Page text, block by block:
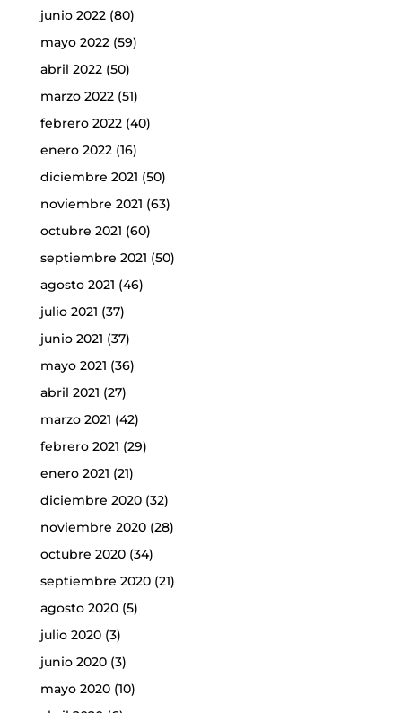
junio 2022(80)
mayo 2022(59)
abril 2022(50)
marzo 2022(51)
febrero 2022(40)
enero 2022(16)
diciembre 2021 (50)
noviembre 2021 (63)
octubre 2021 (60)
septiembre 2021 (50)
agosto 2021 (46)
julio 2021 (37)
junio 2021 (37)
mayo 2021 (36)
abril 2021 (27)
marzo 2021 (42)
febrero 2021 (29)
enero 2021 (21)
diciembre 2020(32)
noviembre 2020(28)
octubre 2020(34)
septiembre 2020(21)
agosto 2020(5)
julio 2020(3)
junio 2020(3)
mayo 2020(10)